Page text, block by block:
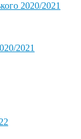
2020/2021
2021